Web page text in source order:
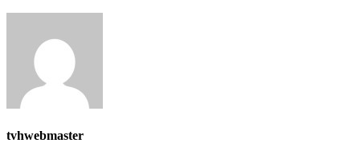
tvhwebmaster